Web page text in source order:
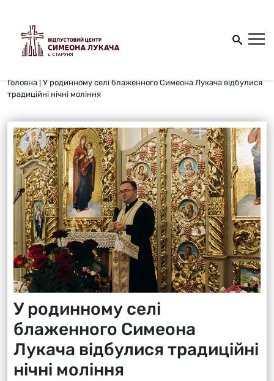
Головна | У родинному селі блаженного Симеона Лукача відбулися
традиційні нічні моління
У родинному селі
блаженного Симеона
Лукача відбулися традиційні
нічні моління